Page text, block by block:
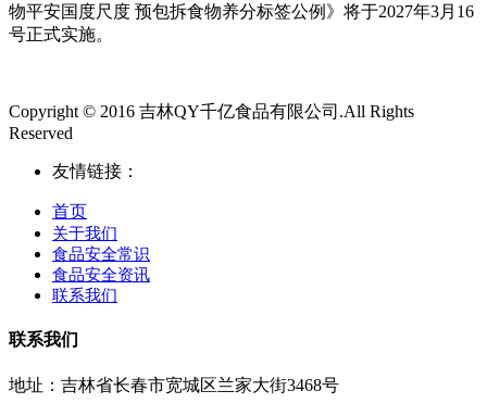
物平安国度尺度 预包拆食物养分标签公例》将于2027年3月16
号正式实施。
Copyright © 2016 吉林QY千亿食品有限公司.All Rights
Reserved
友情链接：
首页
关于我们
食品安全常识
食品安全资讯
联系我们
联系我们
地址：吉林省长春市宽城区兰家大街3468号